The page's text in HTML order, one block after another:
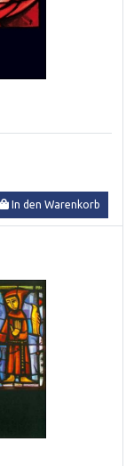
In den Warenkorb